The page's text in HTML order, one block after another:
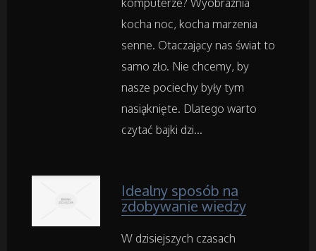
Maszyny Specjalistyczne
Maszyny
Narzędzia
Samochody
Transport
komputerze? Wyobraźnia
kocha noc, kocha marzenia
senne. Otaczający nas świat to
samo zło. Nie chcemy, by
nasze pociechy były tym
nasiąknięte. Dlatego warto
czytać bajki dzi...
Idealny sposób na
zdobywanie wiedzy
W dzisiejszych czasach